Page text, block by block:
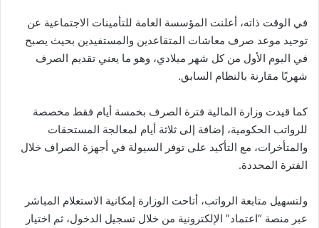
في الوقت ذاته، أعلنت المؤسسة العامة للتأمينات الاجتماعية عن
توحيد موعد صرف معاشات المتقاعدين والمستفيدين بحيث يصبح
في اليوم الأول من كل شهر ميلادي، وهو ما يعني تقديم الصرف
شهريًا مقارنة بالنظام السابق.
كما قيدت وزارة المالية فترة الصرف بخمسة أيام فقط مخصصة
للرواتب الحكومية، إضافة إلى ثلاثة أيام لمعالجة المستحقات
والمتأخرات، مع التأكيد على توفر السيولة في أجهزة الصراف خلال
الفترة المحددة.
ولتسهيل متابعة الرواتب، أتاحت الوزارة إمكانية الاستعلام المباشر
عبر منصة “اعتماد” الإلكترونية من خلال تسجيل الدخول، ثم اختيار